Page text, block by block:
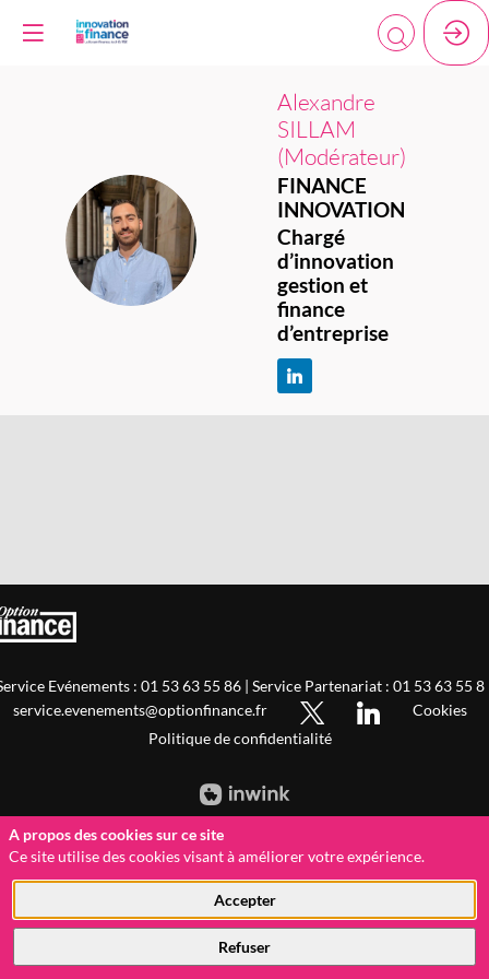
AS(
Alexandre
SILLAM
(Modérateur)
FINANCE
INNOVATION
Chargé
d’innovation
gestion et
finance
d’entreprise
Evénements : 01 53 63 55 86 | Service Partenariat : 01 53 63 55
service.evenements@optionfinance.fr
Cookies
Politique de confidentialité
A propos des cookies sur ce site
Ce site utilise des cookies visant à améliorer votre expérience.
Accepter
Refuser